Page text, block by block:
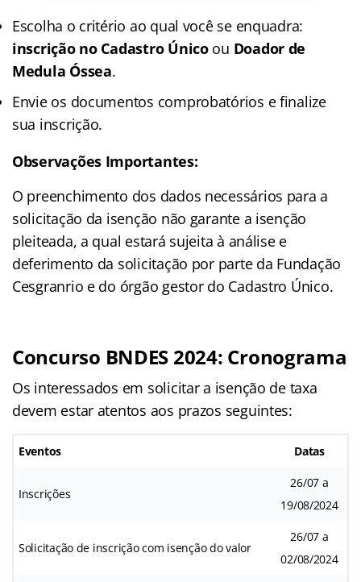
Escolha o critério ao qual você se enquadra:
inscrição no Cadastro Únicoou Doador de
Medula Óssea.
Envie os documentos comprobatórios e finalize
sua inscrição.
Observações Importantes:
O preenchimento dos dados necessários para a
solicitação da isenção não garante a isenção
pleiteada, a qual estará sujeita à análise e
deferimento da solicitação por parte da Fundação
Cesgranrio e do órgão gestor do Cadastro Único.
Concurso BNDES 2024: Cronograma
Os interessados em solicitar a isenção de taxa
devem estar atentos aos prazos seguintes:
Eventos Datas
Inscrições
26/07 a
19/08/2024
Solicitação de inscrição com isenção do valor
26/07 a
02/08/2024